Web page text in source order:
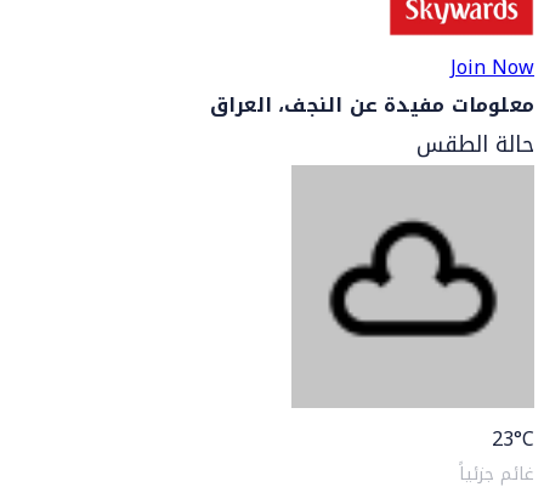
Join Now
معلومات مفيدة عن النجف، العراق
حالة الطقس
23°C
غائم جزئياً